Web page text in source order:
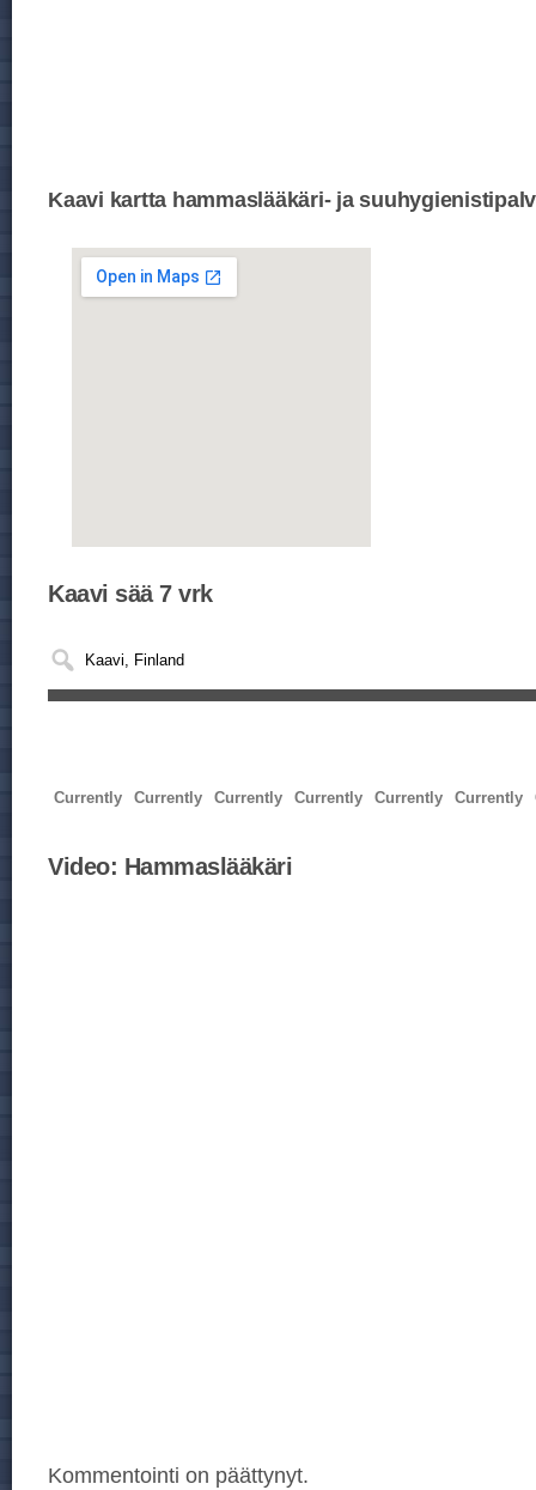
Kaavi kartta hammaslääkäri- ja
Kaavi sää 7 vrk
Currently Currently Currently Currently Currently Currently
Video: Hammaslääkäri
Kommentointi on päättynyt.